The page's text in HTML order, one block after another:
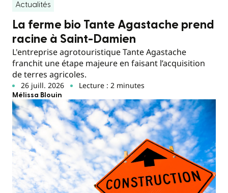
Actualités
La ferme bio Tante Agastache prend
racine à Saint-Damien
L'entreprise agrotouristique Tante Agastache
franchit une étape majeure en faisant l’acquisition
de terres agricoles.
26 juill. 2026 Lecture : 2 minutes
Mélissa Blouin